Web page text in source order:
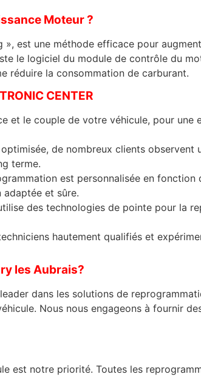
Moteur ?
est une méthode efficace pour
le logiciel du module de contrôle du
réduire la consommation de carburant.
CENTER
et le couple de votre véhicule, pour
de nombreux clients
terme.
est personnalisée en
adaptée et sûre.
utilise des technologies de pointe pour la
hautement qualifiés et
les Aubrais?
dans les solutions de
Nous nous engageons à fournir
est notre priorité. Toutes les